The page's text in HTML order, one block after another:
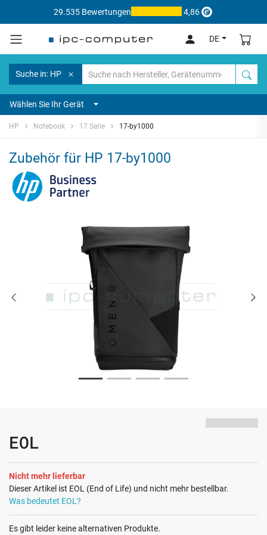
29.535 Bewertungen 4,86
DE
Suche in: HP
Wählen Sie Ihr Gerät
HP Notebook 17 Serie 17-by1000
Zubehör für HP 17-by1000
EOL
Nicht mehr lieferbar
Dieser Artikel ist EOL (End of Life) und nicht mehr bestellbar.
Was bedeutet EOL?
Es gibt leider keine alternativen Produkte.